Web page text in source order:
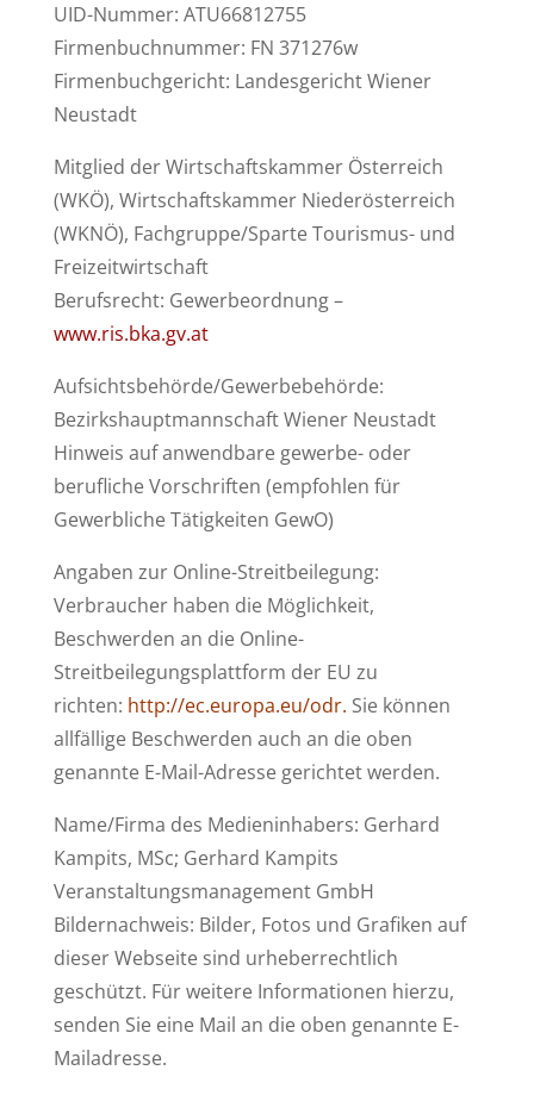
UID-Nummer: ATU66812755
Firmenbuchnummer: FN 371276w
Firmenbuchgericht: Landesgericht Wiener
Neustadt
Mitglied der Wirtschaftskammer Österreich
(WKÖ), Wirtschaftskammer Niederösterreich
(WKNÖ), Fachgruppe/Sparte Tourismus- und
Freizeitwirtschaft
Berufsrecht: Gewerbeordnung –
www.ris.bka.gv.at
Aufsichtsbehörde/Gewerbebehörde:
Bezirkshauptmannschaft Wiener Neustadt
Hinweis auf anwendbare gewerbe- oder
berufliche Vorschriften (empfohlen für
Gewerbliche Tätigkeiten GewO)
Angaben zur Online-Streitbeilegung:
Verbraucher haben die Möglichkeit,
Beschwerden an die Online-
Streitbeilegungsplattform der EU zu
richten: http://ec.europa.eu/odr. Sie können
allfällige Beschwerden auch an die oben
genannte E-Mail-Adresse gerichtet werden.
Name/Firma des Medieninhabers: Gerhard
Kampits, MSc; Gerhard Kampits
Veranstaltungsmanagement GmbH
Bildernachweis: Bilder, Fotos und Grafiken auf
dieser Webseite sind urheberrechtlich
geschützt. Für weitere Informationen hierzu,
senden Sie eine Mail an die oben genannte E-
Mailadresse.